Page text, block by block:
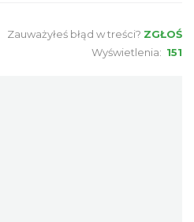
Zauważyłeś błąd w treści? ZGŁOŚ
Wyświetlenia: 151